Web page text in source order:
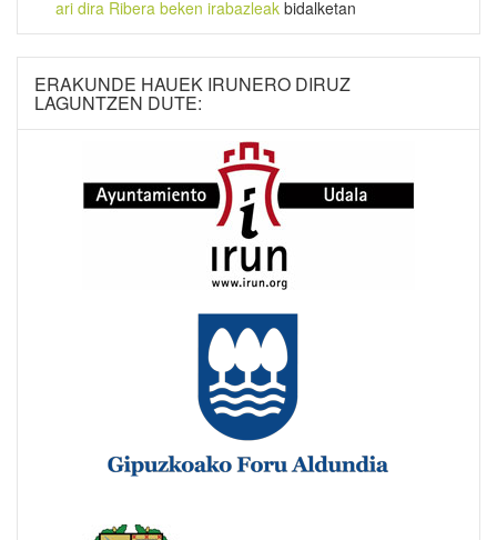
ari dira Ribera beken irabazleak bidalketan
ERAKUNDE HAUEK IRUNERO DIRUZ
LAGUNTZEN DUTE: